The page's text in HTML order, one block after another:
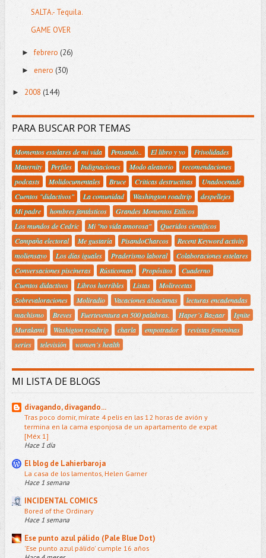
SALTA.- Tequila.
GAME OVER
►febrero (26)
► enero (30)
► 2008 (144)
PARA BUSCAR POR TEMAS
Momentos estelares de mi vida Pensando.. El libro y yo
Frivolidades
Maternity
Perfiles Indignaciones Modo aleatorio
recomendaciones
podcasts
Molidocumentales Bruce Criticas destructivas
Unadocenade
Cuentos "didactivos"
La comunidad Washington roadtrip
despellejes
Mi padre
hombres fantásticos
Grandes Momentos Etílicos
Los mundos de Cedric
Mi "no vida amorosa"
Queridos científicos
Campaña electoral
Me gustaría PisandoCharcos
Recent Keyword activity
moliensayo
Los días iguales Praderismo laboral
Colaboraciones estelares
Conversaciones piscineras
Rústicoman Propósitos
Cuaderno
Cuentos didactivos
Libros horribles Listas
Molirecetas
Sobrevaloraciones
Moliradio Vacaciones alsacianas
lecturas encadenadas
machismo
Breves Fuerteventura en 500 palabras. Haper´s Bazaar
Ignite
Murakami
Washigton roadtrip charla empotrador
revistas femeninas
series
televisión women´s health
MI LISTA DE BLOGS
divagando, divagando...
Tras poco domir, mírate 4 pelis en las 12 horas de avión y
termina en la cama esponjosa de un apartamento de expat
[Méx 1]
Hace 1 día
El blog de Lahierbaroja
La casa de los lamentos, Helen Garner
Hace 1 semana
INCIDENTAL COMICS
Bored of the Ordinary
Hace 1 semana
Ese punto azul pálido (Pale Blue Dot)
'Ese punto azul pálido' cumple 16 años